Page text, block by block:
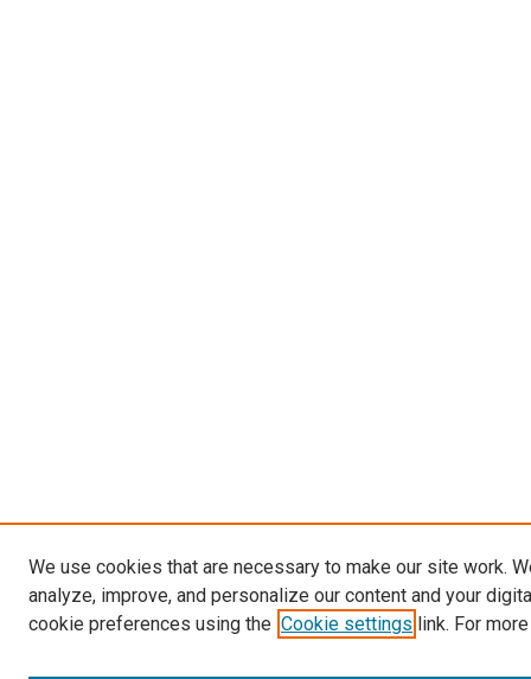
We use cookies that are necessary to make our site work.
analyze, improve, and personalize our content and your
cookie preferences using the Cookie settings link. For